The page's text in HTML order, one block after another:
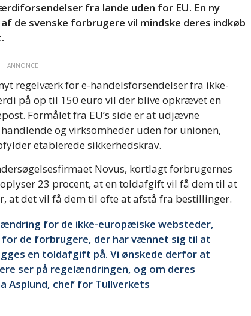
fra lande uden for EU. En ny
de svenske forbrugere vil mindske deres indkøb
ANNONCE
regelværk for e-handelsforsendelser fra ikke-
på op til 150 euro vil der blive opkrævet en
Formålet fra EU’s side er at udjævne
og virksomheder uden for unionen,
etablerede sikkerhedskrav.
Novus, kortlagt forbrugernes
23 procent, at en toldafgift vil få dem til at
at det vil få dem til ofte at afstå fra bestillinger.
for de ikke-europæiske websteder,
de forbrugere, der har vænnet sig til at
en toldafgift på. Vi ønskede derfor at
ser på regelændringen, og om deres
Asplund, chef for Tullverkets